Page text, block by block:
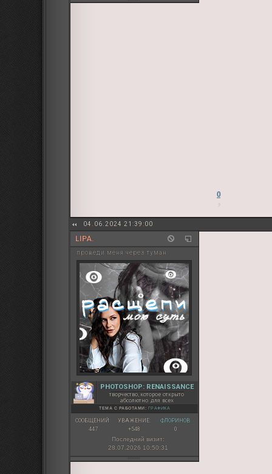
0
04.06.2024 21:39:00
LIPA.
проведи меня через туман
PHOTOSHOP: RENAISSANCE
творчество, которое открыто
абсолютно для всех
ТЕМА С РАБОТАМИ: ГРАФИКА
СООБЩЕНИЙ:
447
УВАЖЕНИЕ:
+548
ФЛОРИНОВ:
0
Последний визит:
28.07.2026 10:50:31